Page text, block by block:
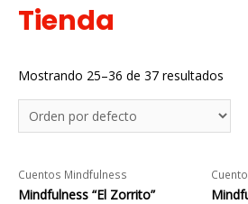
Tienda
Mostrando 25–36 de 37 resultados
Cuentos Mindfulness
Mindfulness “El Zorrito”